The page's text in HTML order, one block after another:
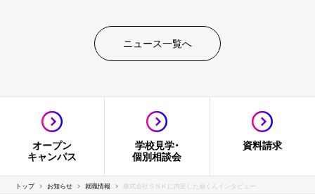
ニュース一覧へ
オープン
キャンパス
学校見学・
個別相談会
資料請求
トップ お知らせ 就職情報 株式会社ＳＮＫに内定した扇くんインタビュー